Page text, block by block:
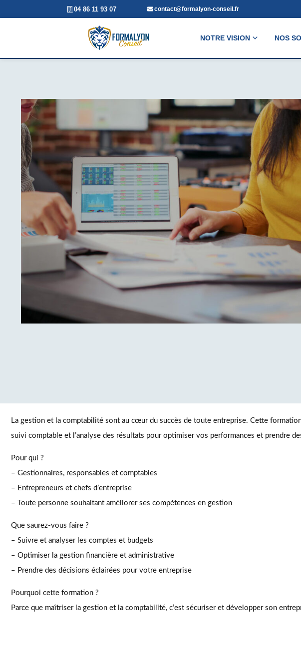
04 86 11 93 07 contact@formalyon-conseil.fr
NOTRE VISION NOS
La gestion et la comptabilité sont au cœur du succès de toute entreprise. Cette
suivi comptable et l’analyse des résultats pour optimiser vos performances et prendre
Pour qui ?
– Gestionnaires, responsables et comptables
– Entrepreneurs et chefs d’entreprise
– Toute personne souhaitant améliorer ses compétences en gestion
Que saurez-vous faire ?
– Suivre et analyser les comptes et budgets
– Optimiser la gestion financière et administrative
– Prendre des décisions éclairées pour votre entreprise
Pourquoi cette formation ?
Parce que maîtriser la gestion et la comptabilité, c’est sécuriser et développer son